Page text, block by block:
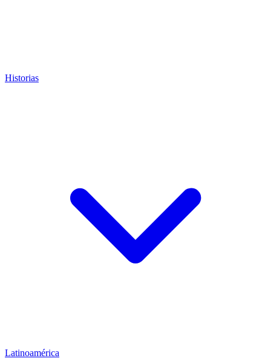
Historias
Latinoamérica